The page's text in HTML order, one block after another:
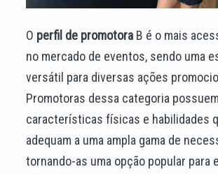
O perfil de promotoraB é o mais
no mercado de eventos, sendo uma
versátil para diversas ações
Promotoras dessa categoria possuem
características físicas e habilidades
adequam a uma ampla gama de
tornando-as uma opção popular para